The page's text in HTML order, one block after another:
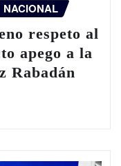
NACIONAL
respeto al
apego a la
Rabadán